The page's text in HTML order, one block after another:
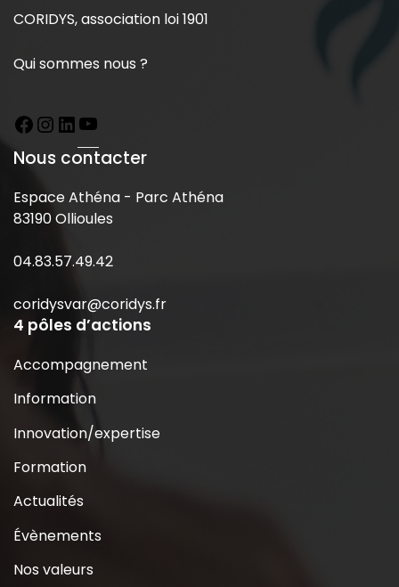
CORIDYS, association loi 1901
Qui sommes nous ?
Nous contacter
Espace Athéna - Parc Athéna
83190 Ollioules
04.83.57.49.42
coridysvar@coridys.fr
4 pôles d’actions
Accompagnement
Information
Innovation/expertise
Formation
Actualités
Évènements
Nos valeurs